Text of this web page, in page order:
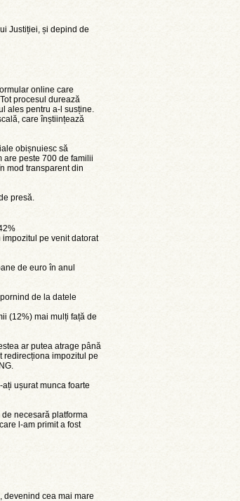
Justiției, și depind de
online care
procesul durează
ales pentru a-l susține.
care înștiințează
obișnuiesc să
are peste 700 de familii
mod transparent din
presă.
pe venit datorat
de euro în anul
de la datele
(12%) mai mulți față de
ar putea atrage până
redirecționa impozitul pe
ușurat munca foarte
de necesară platforma
l-am primit a fost
devenind cea mai mare